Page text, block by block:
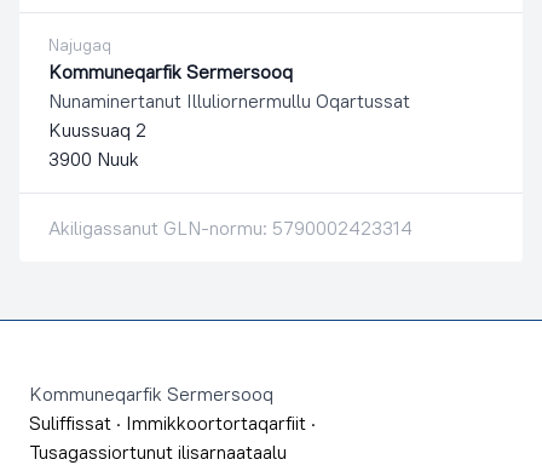
Najugaq
Kommuneqarfik Sermersooq
Nunaminertanut Illuliornermullu Oqartussat
Kuussuaq 2
3900 Nuuk
Akiligassanut GLN-normu: 5790002423314
Kommuneqarfik Sermersooq
Suliffissat · Immikkoortortaqarfiit ·
Tusagassiortunut ilisarnaataalu